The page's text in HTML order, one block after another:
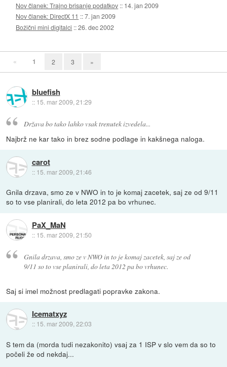
Nov članek: Trajno brisanje podatkov :: 14. jan 2009
Nov članek: DirectX 11 ::7. jan 2009
Božični mini digitalci ::26. dec 2002
« 1 2 3 »
bluefish
:: 15. mar 2009, 21:29
Država bo tako lahko vsak trenutek izvedela...
Najbrž ne kar tako in brez sodne podlage in kakšnega naloga.
carot
:: 15. mar 2009, 21:46
Gnila drzava, smo ze v NWO in to je komaj zacetek, saj ze od 9/11
so to vse planirali, do leta 2012 pa bo vrhunec.
PaX_MaN
:: 15. mar 2009, 21:50
Gnila drzava, smo ze v NWO in to je komaj zacetek, saj ze od
9/11 so to vse planirali, do leta 2012 pa bo vrhunec.
Saj si imel možnost predlagati popravke zakona.
Icematxyz
:: 15. mar 2009, 22:03
S tem da (morda tudi nezakonito) vsaj za 1 ISP v slo vem da so to
počeli že od nekdaj...